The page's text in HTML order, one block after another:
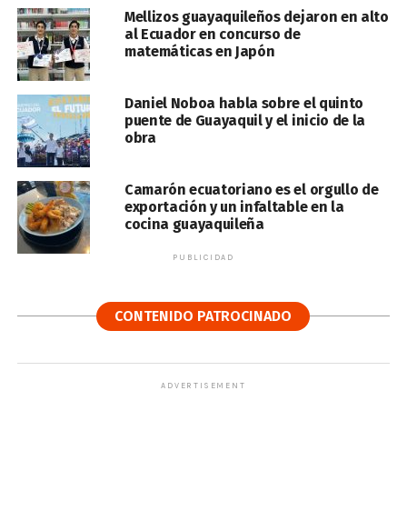
Mellizos guayaquileños dejaron en alto
al Ecuador en concurso de
matemáticas en Japón
Daniel Noboa habla sobre el quinto
puente de Guayaquil y el inicio de la
obra
Camarón ecuatoriano es el orgullo de
exportación y un infaltable en la
cocina guayaquileña
PUBLICIDAD
CONTENIDO PATROCINADO
ADVERTISEMENT